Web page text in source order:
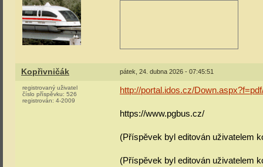
Kopřivničák pátek, 24. dubna 2026 - 07:45:51
registrovaný uživatel
číslo příspěvku: 526
registrován: 4-2009
http://portal.idos.cz/
https://www.pgbus.cz/
(Příspěvek byl editován uživatelem
(Příspěvek byl editován uživatelem